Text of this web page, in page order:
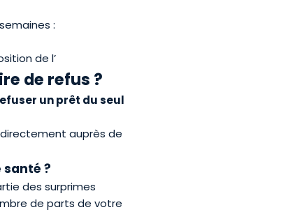
:
de l’
de refus ?
un prêt du seul
auprès de
?
des surprimes
de parts de votre